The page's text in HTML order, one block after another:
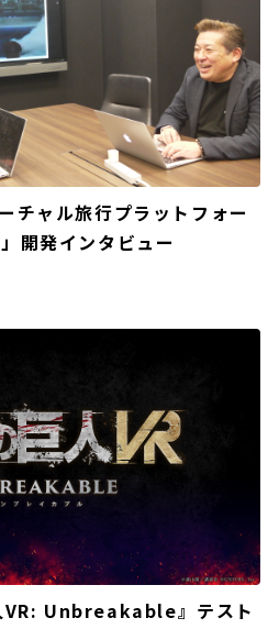
チャル旅行プラットフォー
開発インタビュー
VR: Unbreakable』テスト